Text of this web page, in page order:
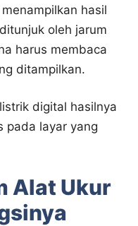
hasil
oleh jarum
harus membaca
ditampilkan.
digital hasilnya
pada layar yang
Alat Ukur